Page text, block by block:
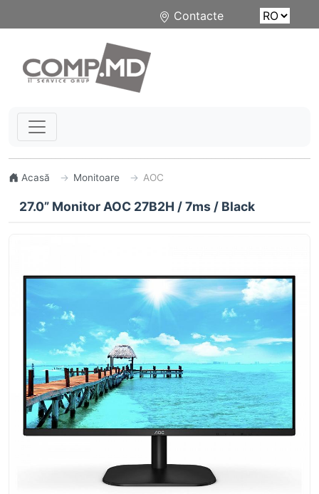
Contacte
Acasă Monitoare AOC
27.0” Monitor AOC 27B2H / 7ms / Black